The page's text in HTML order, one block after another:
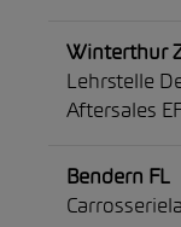
Winterthur
Lehrstelle
Aftersales
Bendern FL